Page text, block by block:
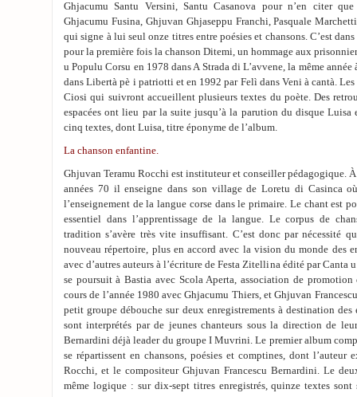
Ghjacumu Santu Versini, Santu Casanova pour n’en citer
Ghjacumu Fusina, Ghjuvan Ghjaseppu Franchi, Pasquale
qui signe à lui seul onze titres entre poésies et chansons. C’est
pour la première fois la chanson Ditemi, un hommage aux
u Populu Corsu en 1978 dans A Strada di L’avvene, la même
dans Libertà pè i patriotti et en 1992 par Felì dans Veni à cantà.
Ciosi qui suivront accueillent plusieurs textes du poète. Des
espacées ont lieu par la suite jusqu’à la parution du disque Luisa
cinq textes, dont Luisa, titre éponyme de l’album.
La chanson enfantine.
Ghjuvan Teramu Rocchi est instituteur et conseiller pédagogique. À
années 70 il enseigne dans son village de Loretu di Casinca
l’enseignement de la langue corse dans le primaire. Le chant est
essentiel dans l’apprentissage de la langue. Le corpus de
tradition s’avère très vite insuffisant. C’est donc par nécessité
nouveau répertoire, plus en accord avec la vision du monde des
avec d’autres auteurs à l’écriture de Festa Zitellina édité par Canta
se poursuit à Bastia avec Scola Aperta, association de promotion
cours de l’année 1980 avec Ghjacumu Thiers, et Ghjuvan
petit groupe débouche sur deux enregistrements à destination
sont interprétés par de jeunes chanteurs sous la direction de
Bernardini déjà leader du groupe I Muvrini. Le premier album
se répartissent en chansons, poésies et comptines, dont l’auteur
Rocchi, et le compositeur Ghjuvan Francescu Bernardini. Le
même logique : sur dix-sept titres enregistrés, quinze textes sont